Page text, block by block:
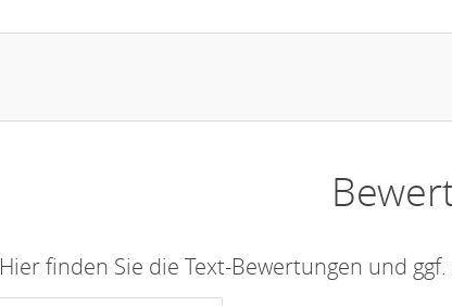
Hier finden Sie die Text-Bewertungen und